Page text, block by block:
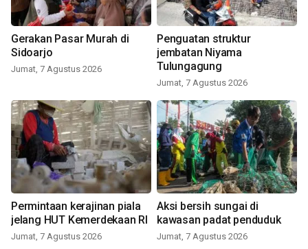
Gerakan Pasar Murah di
Sidoarjo
Jumat, 7 Agustus 2026
Penguatan struktur
jembatan Niyama
Tulungagung
Jumat, 7 Agustus 2026
Permintaan kerajinan piala
jelang HUT Kemerdekaan RI
Jumat, 7 Agustus 2026
Aksi bersih sungai di
kawasan padat penduduk
Jumat, 7 Agustus 2026